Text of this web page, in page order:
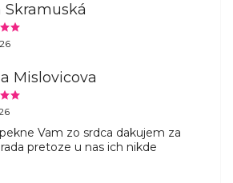
Skramuská
Mislovicova
Vam zo srdca dakujem za
pretoze u nas ich nikde